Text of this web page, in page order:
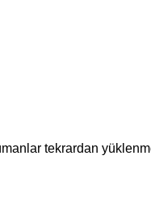
tekrardan